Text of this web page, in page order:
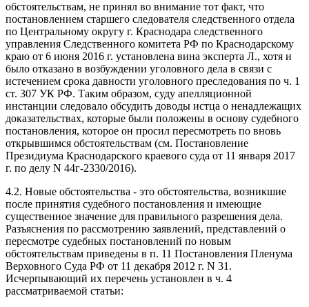
обстоятельствам, не принял во внимание тот факт, что
постановлением старшего следователя следственного отдела
по Центральному округу г. Краснодара следственного
управления Следственного комитета РФ по Краснодарскому
краю от 6 июня 2016 г. установлена вина эксперта Л., хотя и
было отказано в возбуждении уголовного дела в связи с
истечением срока давности уголовного преследования по ч. 1
ст. 307 УК РФ. Таким образом, суду апелляционной
инстанции следовало обсудить доводы истца о ненадлежащих
доказательствах, которые были положены в основу судебного
постановления, которое он просил пересмотреть по вновь
открывшимся обстоятельствам (см. Постановление
Президиума Краснодарского краевого суда от 11 января 2017
г. по делу N 44г-2330/2016).
4.2. Новые обстоятельства - это обстоятельства, возникшие
после принятия судебного постановления и имеющие
существенное значение для правильного разрешения дела.
Разъяснения по рассмотрению заявлений, представлений о
пересмотре судебных постановлений по новым
обстоятельствам приведены в п. 11 Постановления Пленума
Верховного Суда РФ от 11 декабря 2012 г. N 31.
Исчерпывающий их перечень установлен в ч. 4
рассматриваемой статьи: